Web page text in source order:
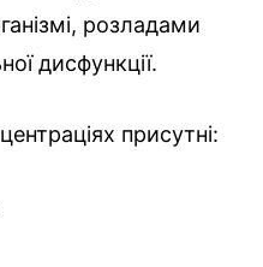
розладами
дисфункції.
присутні: